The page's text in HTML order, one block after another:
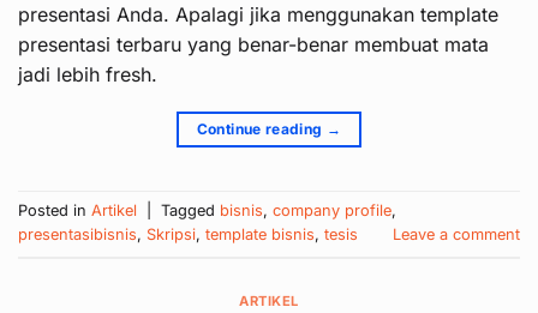
presentasi Anda. Apalagi jika menggunakan template
presentasi terbaru yang benar-benar membuat mata
jadi lebih fresh.
Continue reading →
Posted in Artikel Tagged bisnis, company profile,
presentasibisnis, Skripsi, template bisnis, tesis Leave a comment
ARTIKEL